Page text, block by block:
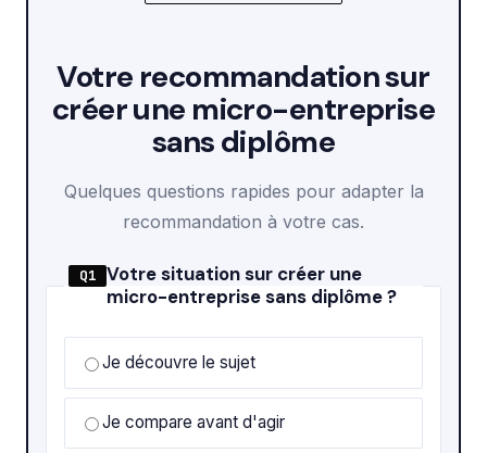
Votre recommandation sur
créer une micro-entreprise
sans diplôme
Quelques questions rapides pour adapter la
recommandation à votre cas.
Q1 Votre situation sur créer une
micro-entreprise sans diplôme ?
Je découvre le sujet
Je compare avant d'agir